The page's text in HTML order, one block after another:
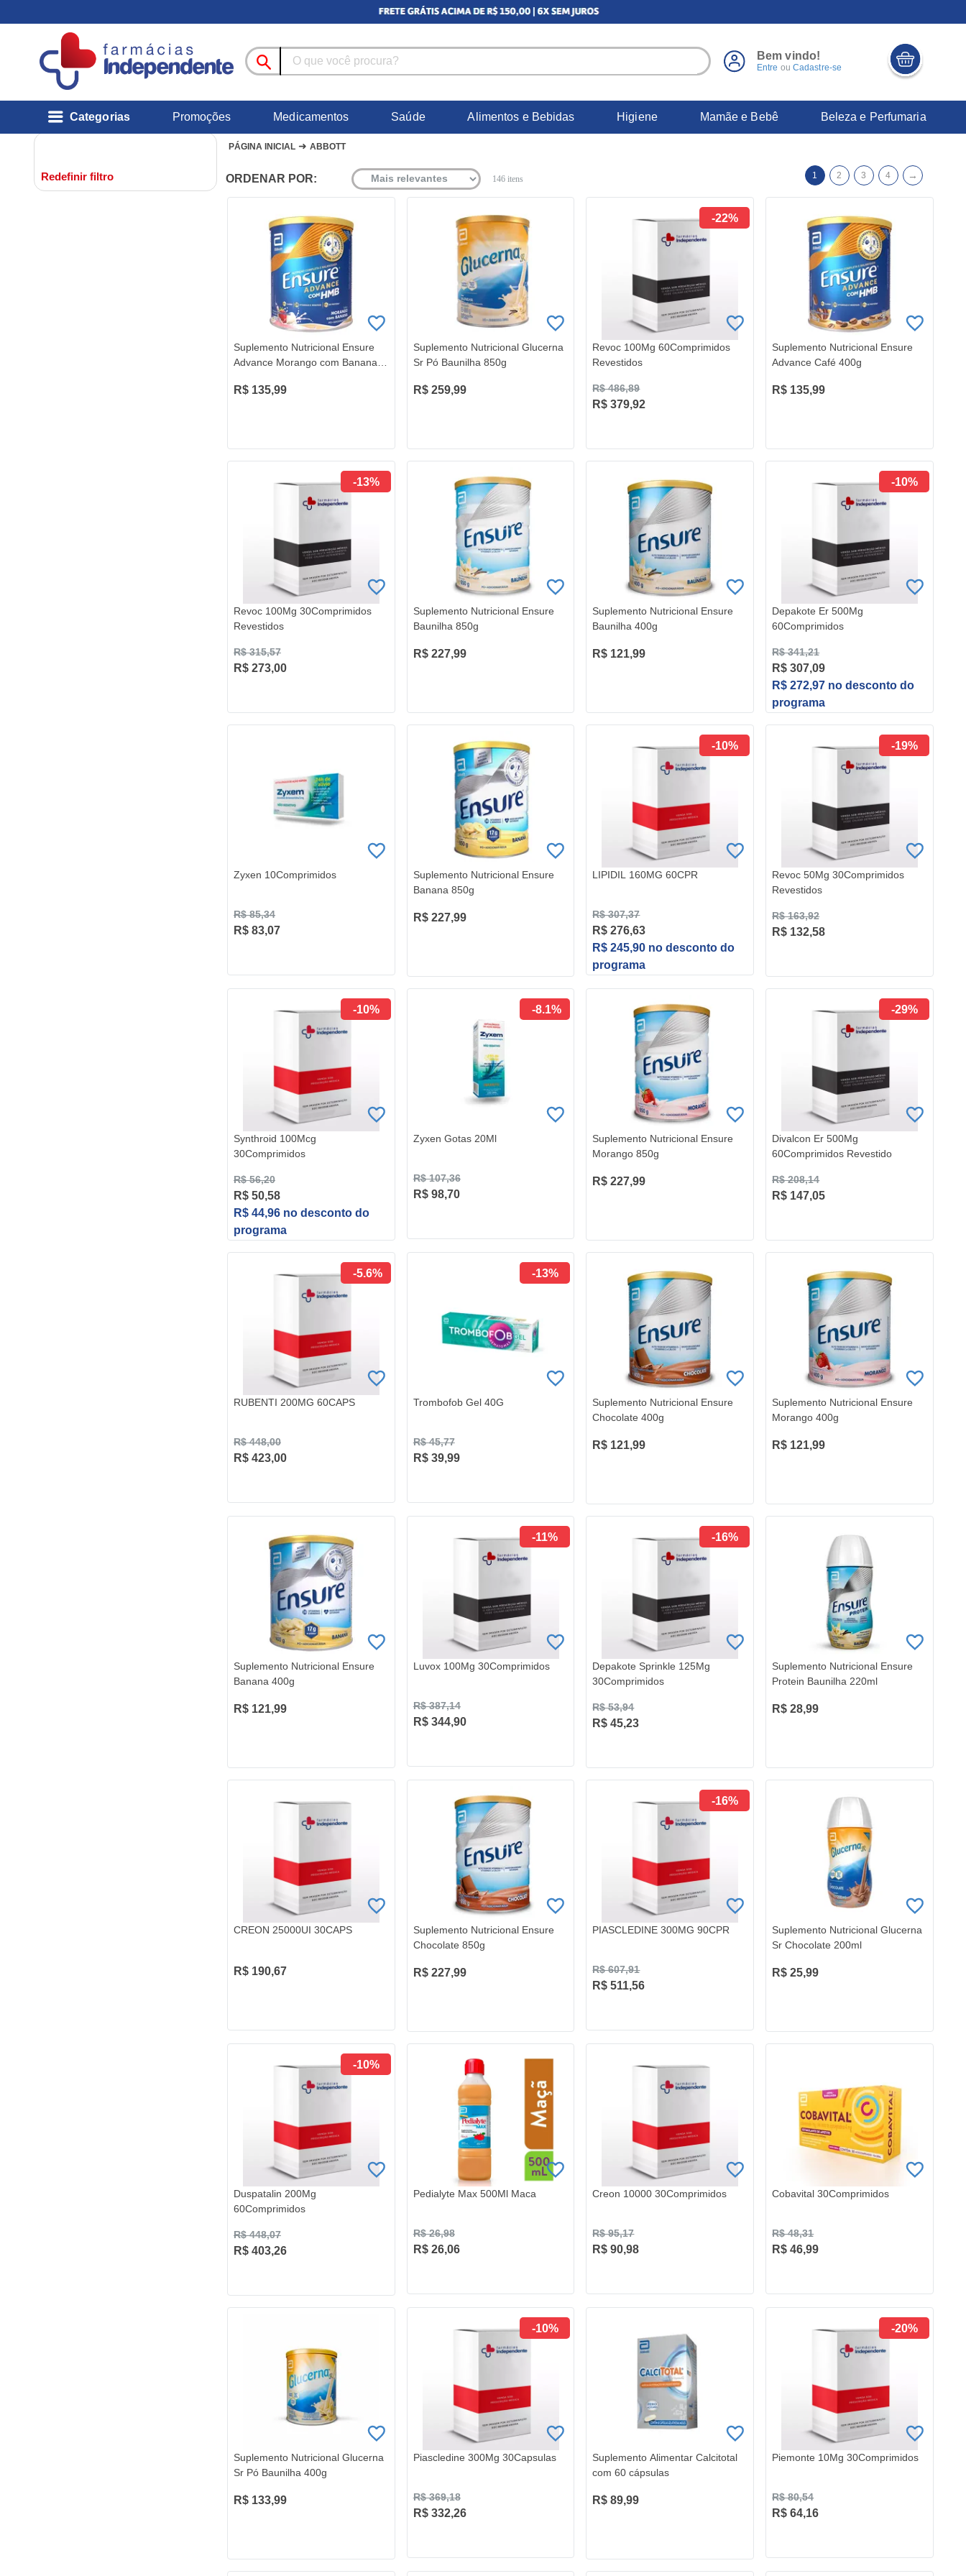
Bem vindo!
Entre ou Cadastre-se
Categorias Promoções Medicamentos Saúde Alimentos e Bebidas Higiene Mamãe e Bebê Beleza e Perfumaria
Redefinir filtro
PÁGINA INICIAL ➜ ABBOTT
ORDENAR POR: 146itens 1 2 3 4 →
Suplemento Nutricional Ensure
Advance Morango com Banana
R$ 135,99
Suplemento Nutricional Glucerna
Sr Pó Baunilha 850g
R$ 259,99
-22%
Revoc 100Mg 60Comprimidos
Revestidos
R$ 486,89
R$ 379,92
Suplemento Nutricional Ensure
Advance Café 400g
R$ 135,99
-13%
Revoc 100Mg 30Comprimidos
Revestidos
R$ 315,57
R$ 273,00
Suplemento Nutricional Ensure
Baunilha 850g
R$ 227,99
Suplemento Nutricional Ensure
Baunilha 400g
R$ 121,99
-10%
Depakote Er 500Mg
60Comprimidos
R$ 341,21
R$ 307,09
R$ 272,97 no desconto do
programa
Zyxen 10Comprimidos
R$ 85,34
R$ 83,07
Suplemento Nutricional Ensure
Banana 850g
R$ 227,99
-10%
LIPIDIL 160MG 60CPR
R$ 307,37
R$ 276,63
R$ 245,90 no desconto do
programa
-19%
Revoc 50Mg 30Comprimidos
Revestidos
R$ 163,92
R$ 132,58
-10%
Synthroid 100Mcg
30Comprimidos
R$ 56,20
R$ 50,58
R$ 44,96 no desconto do
programa
-8.1%
Zyxen Gotas 20Ml
R$ 107,36
R$ 98,70
Suplemento Nutricional Ensure
Morango 850g
R$ 227,99
-29%
Divalcon Er 500Mg
60Comprimidos Revestido
R$ 208,14
R$ 147,05
-5.6%
RUBENTI 200MG 60CAPS
R$ 448,00
R$ 423,00
-13%
Trombofob Gel 40G
R$ 45,77
R$ 39,99
Suplemento Nutricional Ensure
Chocolate 400g
R$ 121,99
Suplemento Nutricional Ensure
Morango 400g
R$ 121,99
Suplemento Nutricional Ensure
Banana 400g
R$ 121,99
-11%
Luvox 100Mg 30Comprimidos
R$ 387,14
R$ 344,90
-16%
Depakote Sprinkle 125Mg
30Comprimidos
R$ 53,94
R$ 45,23
Suplemento Nutricional Ensure
Protein Baunilha 220ml
R$ 28,99
CREON 25000UI 30CAPS
R$ 190,67
Suplemento Nutricional Ensure
Chocolate 850g
R$ 227,99
-16%
PIASCLEDINE 300MG 90CPR
R$ 607,91
R$ 511,56
Suplemento Nutricional Glucerna
Sr Chocolate 200ml
R$ 25,99
-10%
Duspatalin 200Mg
60Comprimidos
R$ 448,07
R$ 403,26
Pedialyte Max 500Ml Maca
R$ 26,98
R$ 26,06
Creon 10000 30Comprimidos
R$ 95,17
R$ 90,98
Cobavital 30Comprimidos
R$ 48,31
R$ 46,99
Suplemento Nutricional Glucerna
Sr Pó Baunilha 400g
R$ 133,99
-10%
Piascledine 300Mg 30Capsulas
R$ 369,18
R$ 332,26
Suplemento Alimentar Calcitotal
com 60 cápsulas
R$ 89,99
-20%
Piemonte 10Mg 30Comprimidos
R$ 80,54
R$ 64,16